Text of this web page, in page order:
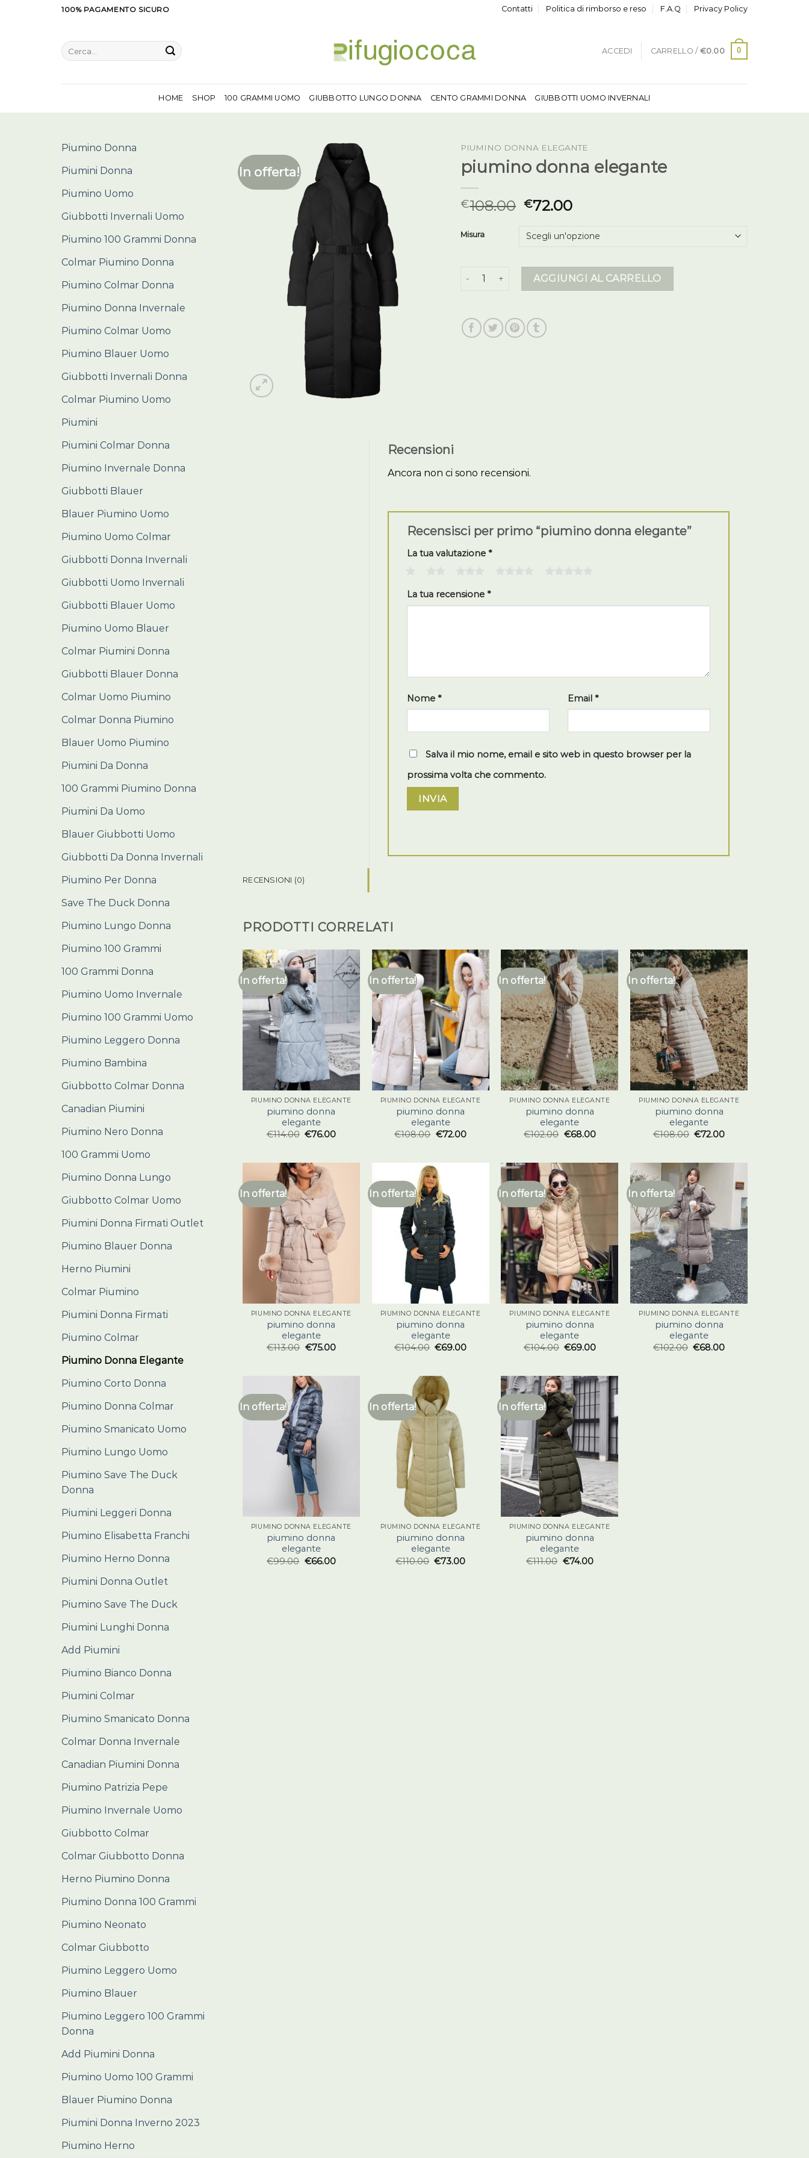
100% PAGAMENTO SICURO Contatti Politica di rimborso e reso F.A.Q Privacy Policy
Cerca:
ACCEDI CARRELLO / €0.00 0
HOME SHOP 100 GRAMMI UOMO GIUBBOTTO LUNGO DONNA CENTO GRAMMI DONNA GIUBBOTTI UOMO INVERNALI
Piumino Donna
Piumini Donna
Piumino Uomo
Giubbotti Invernali Uomo
Piumino 100 Grammi Donna
Colmar Piumino Donna
Piumino Colmar Donna
Piumino Donna Invernale
Piumino Colmar Uomo
Piumino Blauer Uomo
Giubbotti Invernali Donna
Colmar Piumino Uomo
Piumini
Piumini Colmar Donna
Piumino Invernale Donna
Giubbotti Blauer
Blauer Piumino Uomo
Piumino Uomo Colmar
Giubbotti Donna Invernali
Giubbotti Uomo Invernali
Giubbotti Blauer Uomo
Piumino Uomo Blauer
Colmar Piumini Donna
Giubbotti Blauer Donna
Colmar Uomo Piumino
Colmar Donna Piumino
Blauer Uomo Piumino
Piumini Da Donna
100 Grammi Piumino Donna
Piumini Da Uomo
Blauer Giubbotti Uomo
Giubbotti Da Donna Invernali
Piumino Per Donna
Save The Duck Donna
Piumino Lungo Donna
Piumino 100 Grammi
100 Grammi Donna
Piumino Uomo Invernale
Piumino 100 Grammi Uomo
Piumino Leggero Donna
Piumino Bambina
Giubbotto Colmar Donna
Canadian Piumini
Piumino Nero Donna
100 Grammi Uomo
Piumino Donna Lungo
Giubbotto Colmar Uomo
Piumini Donna Firmati Outlet
Piumino Blauer Donna
Herno Piumini
Colmar Piumino
Piumini Donna Firmati
Piumino Colmar
Piumino Donna Elegante
Piumino Corto Donna
Piumino Donna Colmar
Piumino Smanicato Uomo
Piumino Lungo Uomo
Piumino Save The Duck
Donna
Piumini Leggeri Donna
Piumino Elisabetta Franchi
Piumino Herno Donna
Piumini Donna Outlet
Piumino Save The Duck
Piumini Lunghi Donna
Add Piumini
Piumino Bianco Donna
Piumini Colmar
Piumino Smanicato Donna
Colmar Donna Invernale
Canadian Piumini Donna
Piumino Patrizia Pepe
Piumino Invernale Uomo
Giubbotto Colmar
Colmar Giubbotto Donna
Herno Piumino Donna
Piumino Donna 100 Grammi
Piumino Neonato
Colmar Giubbotto
Piumino Leggero Uomo
Piumino Blauer
Piumino Leggero 100 Grammi
Donna
Add Piumini Donna
Piumino Uomo 100 Grammi
Blauer Piumino Donna
Piumini Donna Inverno 2023
Piumino Herno
In offerta!
PIUMINO DONNA ELEGANTE
piumino donna elegante
€108.00 €72.00
Misura
piumino donna elegante quantità
AGGIUNGI AL CARRELLO
RECENSIONI (0)
Recensioni
Ancora non ci sono recensioni.
Recensisci per primo “piumino donna elegante”
La tua valutazione *
La tua recensione *
Nome * Email *
Salva il mio nome, email e sito web in questo browser per la
prossima volta che commento.
PRODOTTI CORRELATI
In offerta!
PIUMINO DONNA ELEGANTE
piumino donna
elegante
€114.00 €76.00
In offerta!
PIUMINO DONNA ELEGANTE
piumino donna
elegante
€108.00 €72.00
In offerta!
PIUMINO DONNA ELEGANTE
piumino donna
elegante
€102.00 €68.00
In offerta!
PIUMINO DONNA ELEGANTE
piumino donna
elegante
€108.00 €72.00
In offerta!
PIUMINO DONNA ELEGANTE
piumino donna
elegante
€113.00 €75.00
In offerta!
PIUMINO DONNA ELEGANTE
piumino donna
elegante
€104.00 €69.00
In offerta!
PIUMINO DONNA ELEGANTE
piumino donna
elegante
€104.00 €69.00
In offerta!
PIUMINO DONNA ELEGANTE
piumino donna
elegante
€102.00 €68.00
In offerta!
PIUMINO DONNA ELEGANTE
piumino donna
elegante
€99.00 €66.00
In offerta!
PIUMINO DONNA ELEGANTE
piumino donna
elegante
€110.00 €73.00
In offerta!
PIUMINO DONNA ELEGANTE
piumino donna
elegante
€111.00 €74.00